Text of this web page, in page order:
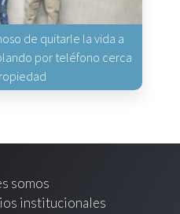
de quitarle la vida a
por teléfono cerca
somos
institucionales